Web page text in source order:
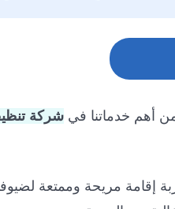
أهم خدماتنا في شركة
إقامة مريحة وممتعة